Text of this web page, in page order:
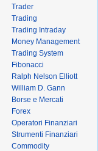
Trader
Trading
Trading Intraday
Money Management
Trading System
Fibonacci
Ralph Nelson Elliott
William D. Gann
Borse e Mercati
Forex
Operatori Finanziari
Strumenti Finanziari
Commodity